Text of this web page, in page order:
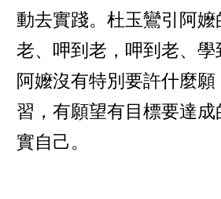
動去實踐。杜玉鸞引阿嬤
老、呷到老，呷到老、學
阿嬤沒有特別要許什麼
習，有願望有目標要達
實自己。